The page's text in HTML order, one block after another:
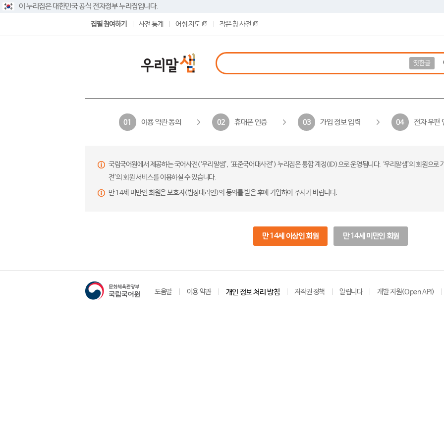
이 누리집은 대한민국 공식 전자정부 누리집입니다.
집필 참여하기 사전 통계 어휘 지도 작은 창 사전
옛한글
01 이용 약관 동의 02 휴대폰 인증 03 가입 정보 입력 04 전자 우편
국립국어원에서 제공하는 국어사전(‘우리말샘’, ‘표준국어대사전’) 누리집은 통합 계정(ID)으로 운영됩니다. ‘우리말샘’의 회원으
전’의 회원 서비스를 이용하실 수 있습니다.
만 14세 미만인 회원은 보호자(법정대리인)의 동의를 받은 후에 가입하여 주시기 바랍니다.
만 14세 이상인 회원 만 14세 미만인 회원
도움말 이용 약관 개인 정보 처리 방침 저작권 정책 알립니다 개발 지원(Open API)